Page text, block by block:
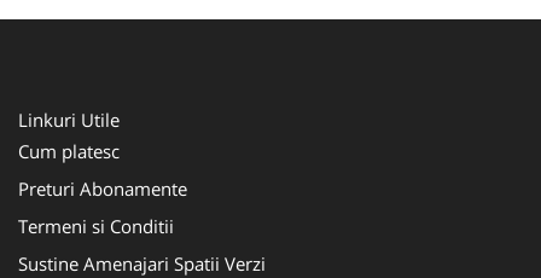
Linkuri Utile
Cum platesc
Preturi Abonamente
Termeni si Conditii
Sustine Amenajari Spatii Verzi